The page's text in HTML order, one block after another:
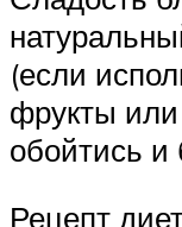
(если
фрукты
обойтись и
Рецепт